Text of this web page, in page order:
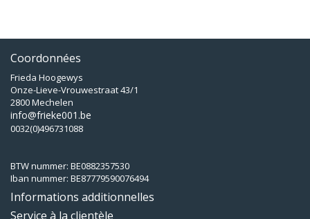
Coordonnées
Frieda Hoogewys
Onze-Lieve-Vrouwestraat 43/1
2800 Mechelen
info@frieke001.be
0032(0)496731088
BTW nummer: BE0882357530
Iban nummer: BE87779590076494
Informations additionnelles
Service à la clientèle